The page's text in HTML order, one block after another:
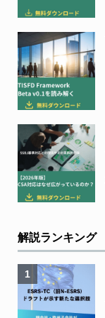
解説ランキング
1